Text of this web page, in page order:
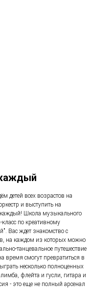
детей всех возрастов на
и выступить на
Школа музыкального
по креативному
Вас ждет знакомство с
на каждом из которых можно
танцевальное путешествие
время смогут превратиться в
несколько полноценных
флейта и гусли, гитара и
- это еще не полный арсенал